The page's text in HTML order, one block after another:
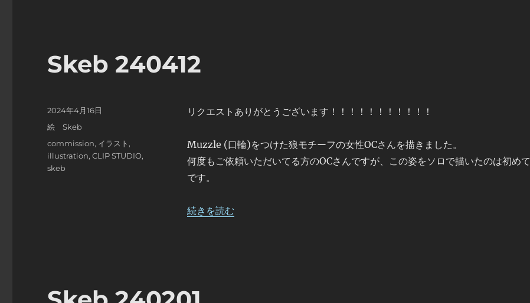
Skeb 240412
リクエストありがとうございます！！！！！！！！！！！
Muzzle (口輪)をつけた狼モチーフの女性OCさんを描きました。
何度もご依頼いただいてる方のOCさんですが、この姿をソロで描いたのは初めて
です。
“Skeb 240412” の
続きを読む
投
稿
2024年4月16日
カ
ゴ
リ
絵 Skeb
タ
グ
commission, イラスト ,
illustration,CLIP STUDIO,
skeb